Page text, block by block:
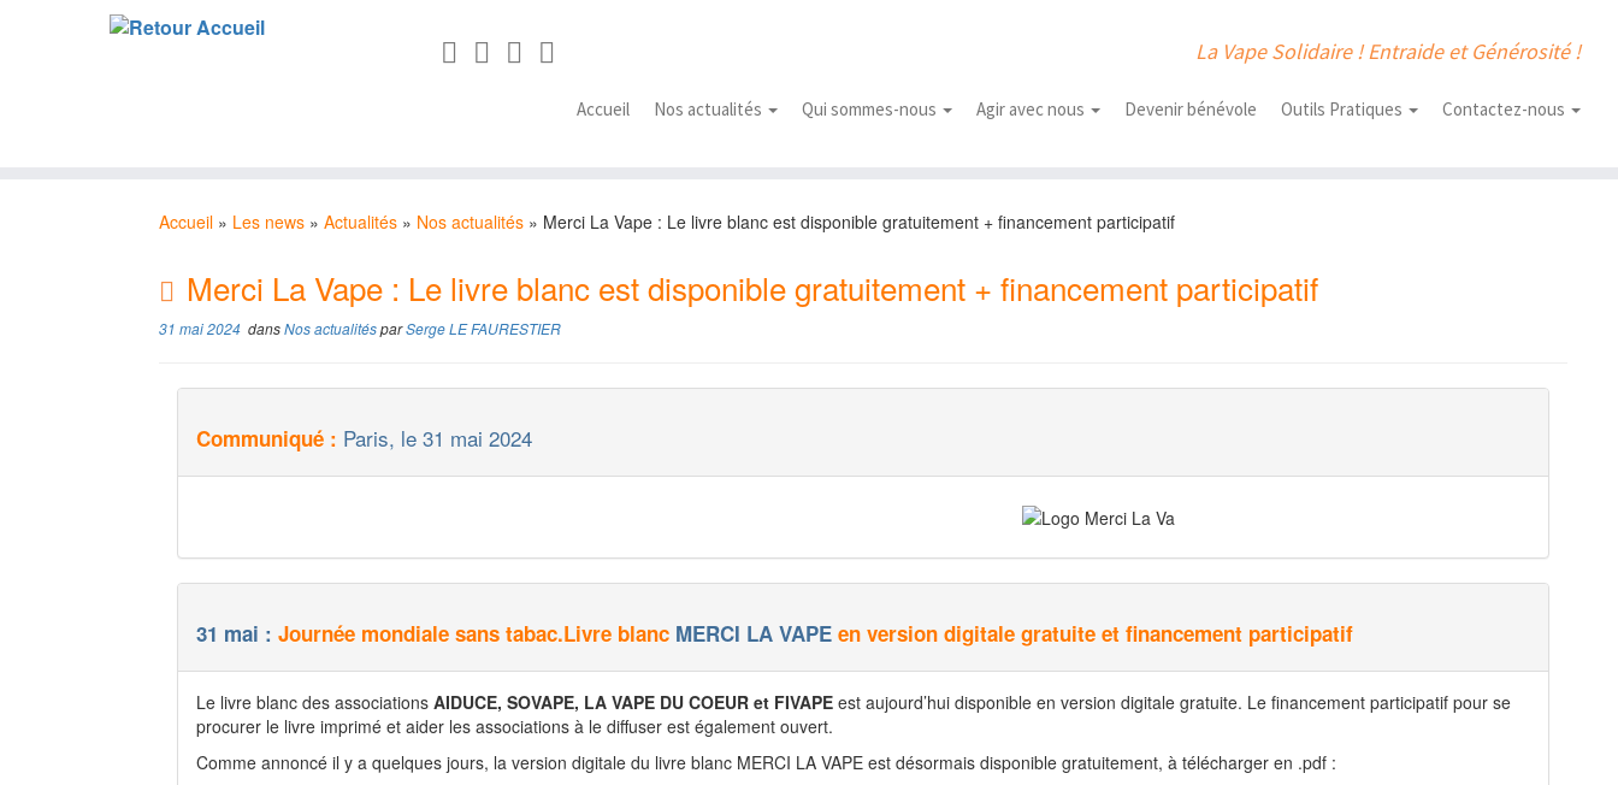
La Vape Solidaire ! Entraide et Générosité !
Accueil Nos actualités Qui sommes-nous Agir avec nous Devenir bénévole Outils Pratiques Contactez-nous
Accueil » Les news » Actualités » Nos actualités » Merci La Vape : Le livre blanc est disponible gratuitement + financement participatif
Merci La Vape : Le livre blanc est disponible gratuitement + financement participatif
31 mai 2024 dansNos actualitésparSerge LE FAURESTIER
Communiqué : Paris, le 31 mai 2024
31 mai : Journée mondiale sans tabac.Livre blanc MERCI LA VAPE en version digitale gratuite et financement participatif
Le livre blanc des associations AIDUCE, SOVAPE, LA VAPE DU COEUR et FIVAPE est aujourd’hui disponible en version digitale gratuite. Le financement participatif pour se
procurer le livre imprimé et aider les associations à le diffuser est également ouvert.
Comme annoncé il y a quelques jours, la version digitale du livre blanc MERCI LA VAPE est désormais disponible gratuitement, à télécharger en .pdf :